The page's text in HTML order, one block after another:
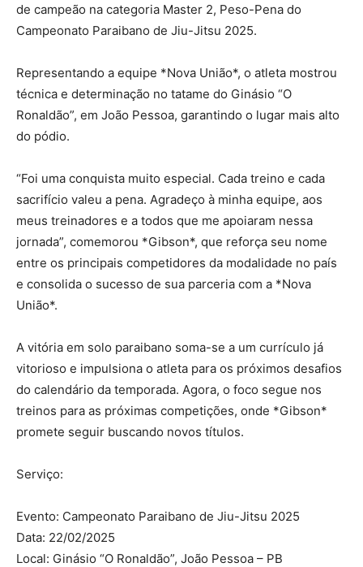
de campeão na categoria Master 2, Peso-Pena do
Campeonato Paraibano de Jiu-Jitsu 2025.
Representando a equipe *Nova União*, o atleta mostrou
técnica e determinação no tatame do Ginásio “O
Ronaldão”, em João Pessoa, garantindo o lugar mais alto
do pódio.
“Foi uma conquista muito especial. Cada treino e cada
sacrifício valeu a pena. Agradeço à minha equipe, aos
meus treinadores e a todos que me apoiaram nessa
jornada”, comemorou *Gibson*, que reforça seu nome
entre os principais competidores da modalidade no país
e consolida o sucesso de sua parceria com a *Nova
União*.
A vitória em solo paraibano soma-se a um currículo já
vitorioso e impulsiona o atleta para os próximos desafios
do calendário da temporada. Agora, o foco segue nos
treinos para as próximas competições, onde *Gibson*
promete seguir buscando novos títulos.
Serviço:
Evento: Campeonato Paraibano de Jiu-Jitsu 2025
Data: 22/02/2025
Local: Ginásio “O Ronaldão”, João Pessoa – PB